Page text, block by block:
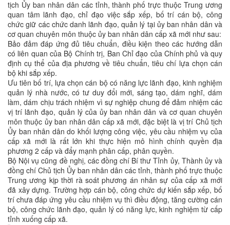
tịch Ủy ban nhân dân các tỉnh, thành phố trực thuộc Trung ương
quan tâm lãnh đạo, chỉ đạo việc sắp xếp, bố trí cán bộ, công
chức giữ các chức danh lãnh đạo, quản lý tại ủy ban nhân dân và
cơ quan chuyên môn thuộc ủy ban nhân dân cấp xã mới như sau:
Bảo đảm đáp ứng đủ tiêu chuẩn, điều kiện theo các hướng dẫn
có liên quan của Bộ Chính trị, Ban Chỉ đạo của Chính phủ và quy
định cụ thể của địa phương về tiêu chuẩn, tiêu chí lựa chọn cán
bộ khi sắp xếp.
Ưu tiên bố trí, lựa chọn cán bộ có năng lực lãnh đạo, kinh nghiệm
quản lý nhà nước, có tư duy đổi mới, sáng tạo, dám nghĩ, dám
làm, dám chịu trách nhiệm vì sự nghiệp chung để đảm nhiệm các
vị trí lãnh đạo, quản lý của ủy ban nhân dân và cơ quan chuyên
môn thuộc ủy ban nhân dân cấp xã mới, đặc biệt là vị trí Chủ tịch
Ủy ban nhân dân do khối lượng công việc, yêu cầu nhiệm vụ của
cấp xã mới là rất lớn khi thực hiện mô hình chính quyền địa
phương 2 cấp và đẩy mạnh phân cấp, phân quyền.
Bộ Nội vụ cũng đề nghị, các đồng chí Bí thư Tỉnh ủy, Thành ủy và
đồng chí Chủ tịch Ủy ban nhân dân các tỉnh, thành phố trực thuộc
Trung ương kịp thời rà soát phương án nhân sự của cấp xã mới
đã xây dựng. Trường hợp cán bộ, công chức dự kiến sắp xếp, bố
trí chưa đáp ứng yêu cầu nhiệm vụ thì điều động, tăng cường cán
bộ, công chức lãnh đạo, quản lý có năng lực, kinh nghiệm từ cấp
tỉnh xuống cấp xã.